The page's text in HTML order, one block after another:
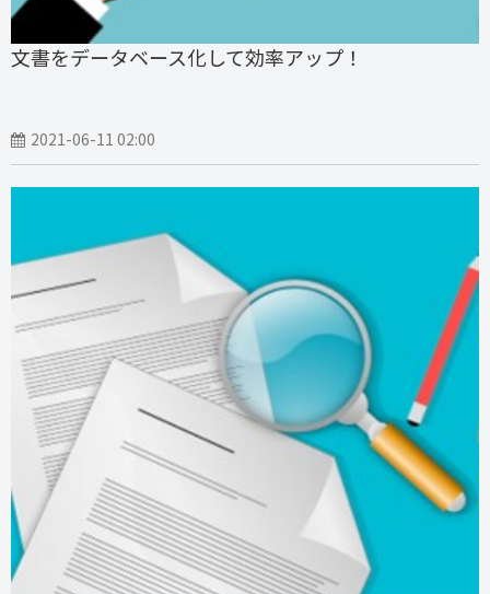
文書をデータベース化して効率アップ！
2021-06-11 02:00